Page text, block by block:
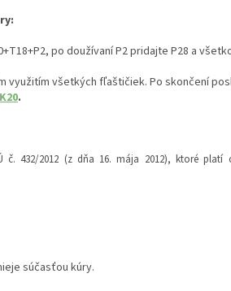
po doužívaní P2 pridajte P28 a
využitím všetkých fľaštičiek. Po skončení
.
č. 432/2012 (z dňa 16. mája 2012), ktoré
súčasťou kúry.